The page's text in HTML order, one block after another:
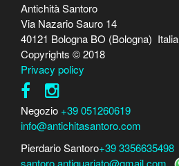
Antichità Santoro
Via Nazario Sauro 14
40121 Bologna BO (Bologna) Italia
Copyrights © 2018
Privacy policy
Negozio +39 051260619
info@antichitasantoro.com
Pierdario Santoro+39 3356635498
santoro.antiquariato@gmail.com